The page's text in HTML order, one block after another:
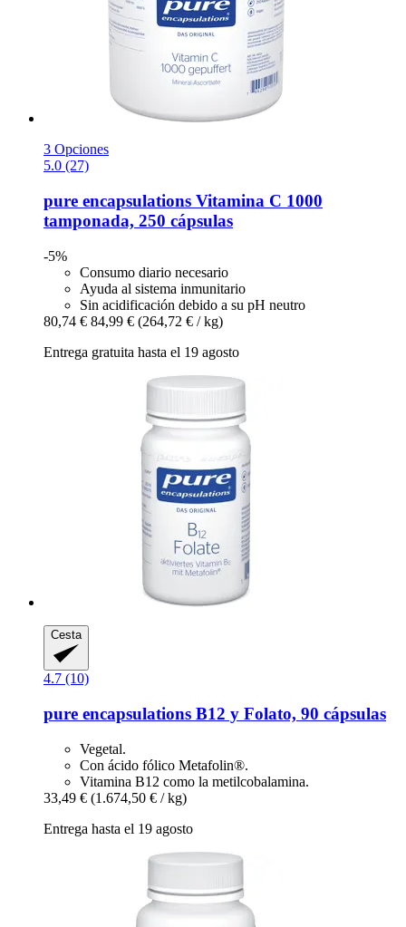
3 Opciones
5.0 (27)
pure encapsulations Vitamina C 1000
tamponada, 250 cápsulas
-5%
Consumo diario necesario
Ayuda al sistema inmunitario
Sin acidificación debido a su pH neutro
80,74 € 84,99 € (264,72 € / kg)
Entrega gratuita hasta el 19 agosto
Cesta
4.7 (10)
pure encapsulations B12 y Folato, 90 cápsulas
Vegetal.
Con ácido fólico Metafolin®.
Vitamina B12 como la metilcobalamina.
33,49 € (1.674,50 € / kg)
Entrega hasta el 19 agosto